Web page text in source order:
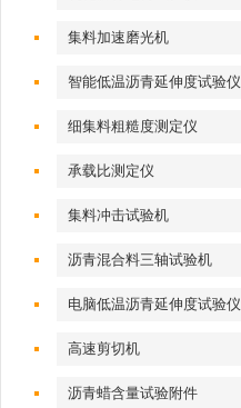
集料加速磨光机
智能低温沥青延伸度试验仪
细集料粗糙度测定仪
承载比测定仪
集料冲击试验机
沥青混合料三轴试验机
电脑低温沥青延伸度试验仪
高速剪切机
沥青蜡含量试验附件